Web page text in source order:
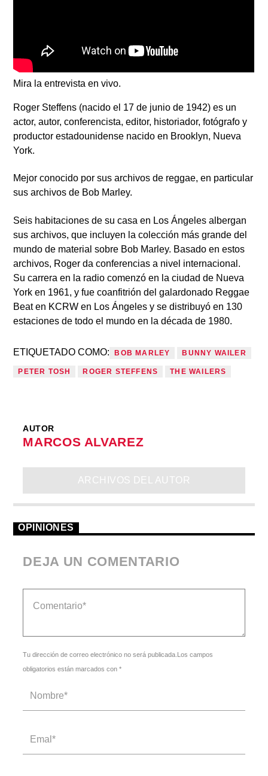
Mira la entrevista en vivo.
Roger Steffens (nacido el 17 de junio de 1942) es un
actor, autor, conferencista, editor, historiador, fotógrafo y
productor estadounidense nacido en Brooklyn, Nueva
York.
Mejor conocido por sus archivos de reggae, en particular
sus archivos de Bob Marley.
Seis habitaciones de su casa en Los Ángeles albergan
sus archivos, que incluyen la colección más grande del
mundo de material sobre Bob Marley. Basado en estos
archivos, Roger da conferencias a nivel internacional.
Su carrera en la radio comenzó en la ciudad de Nueva
York en 1961, y fue coanfitrión del galardonado Reggae
Beat en KCRW en Los Ángeles y se distribuyó en 130
estaciones de todo el mundo en la década de 1980.
ETIQUETADO COMO: BOB MARLEY BUNNY WAILER
PETER TOSH ROGER STEFFENS THE WAILERS
AUTOR
MARCOS ALVAREZ
ARCHIVOS DEL AUTOR
OPINIONES
DEJA UN COMENTARIO
Tu dirección de correo electrónico no será publicada.Los campos
obligatorios están marcados con *